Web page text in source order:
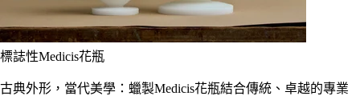
標誌性Medicis花瓶
古典外形，當代美學：蠟製Medicis花瓶結合傳統、卓越的專業